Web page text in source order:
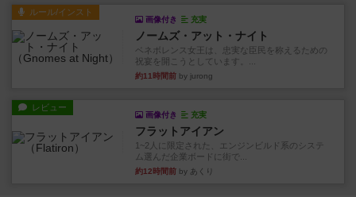
ルール/インスト
画像付き 充実
ノームズ・アット・ナイト
ベネボレンス女王は、忠実な臣民を称えるための
祝宴を開こうとしています。...
約11時間前 by jurong
レビュー
画像付き 充実
フラットアイアン
1~2人に限定された、エンジンビルド系のシステ
ム選んだ企業ボードに街で...
約12時間前 by あくり